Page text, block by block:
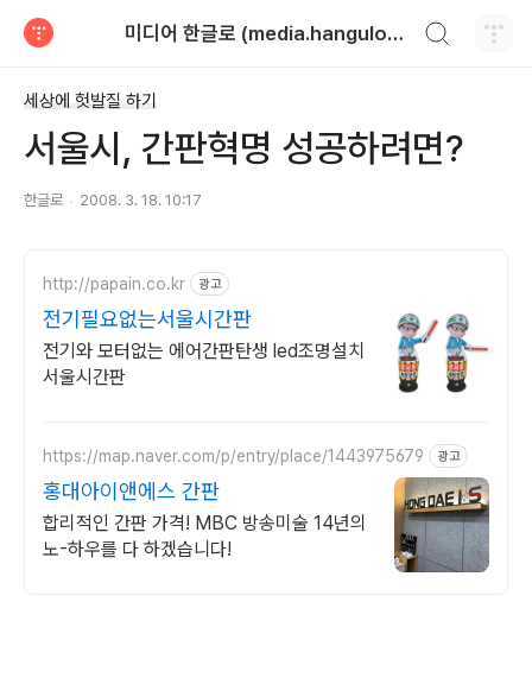
미디어 한글로 (media.hangulo.net)
세상에 헛발질 하기
서울시, 간판혁명 성공하려면?
한글로 2008. 3. 18. 10:17
http://papain.co.kr 광고
전기필요없는서울시간판
전기와 모터없는 에어간판탄생 led조명설치
서울시간판
https://map.naver.com/p/entry/place/1443975679 광고
홍대아이앤에스 간판
합리적인 간판 가격! MBC 방송미술 14년의
노-하우를 다 하겠습니다!